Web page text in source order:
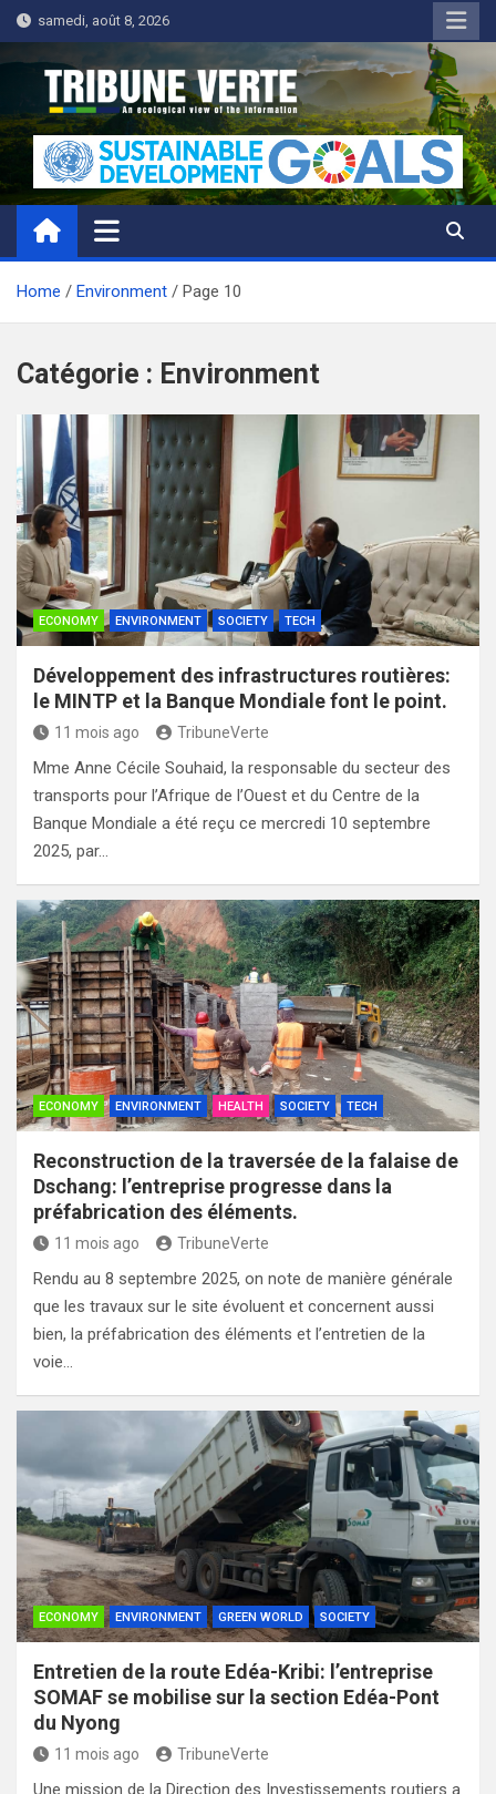
Skip
to
content
samedi, août 8, 2026
Tribune Verte
Un regard écologique de l'information
Home Environment Page 10
Catégorie : Environment
ECONOMY ENVIRONMENT SOCIETY TECH
Développement des infrastructures routières:
le MINTP et la Banque Mondiale font le point.
11 mois ago TribuneVerte
Mme Anne Cécile Souhaid, la responsable du secteur des
transports pour l’Afrique de l’Ouest et du Centre de la
Banque Mondiale a été reçu ce mercredi 10 septembre
2025, par…
ECONOMY ENVIRONMENT HEALTH SOCIETY TECH
Reconstruction de la traversée de la falaise de
Dschang: l’entreprise progresse dans la
préfabrication des éléments.
11 mois ago TribuneVerte
Rendu au 8 septembre 2025, on note de manière générale
que les travaux sur le site évoluent et concernent aussi
bien, la préfabrication des éléments et l’entretien de la
voie…
ECONOMY ENVIRONMENT GREEN WORLD SOCIETY
Entretien de la route Edéa-Kribi: l’entreprise
SOMAF se mobilise sur la section Edéa-Pont
du Nyong
11 mois ago TribuneVerte
Une mission de la Direction des Investissements routiers a